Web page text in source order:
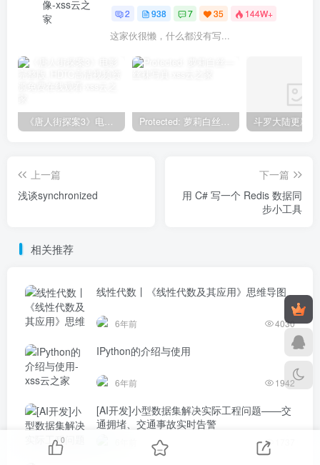
2 938 7 35 144W+
这家伙很懒，什么都没有写...
《唐人街探案3》电影完整版_HDTC高清视频资源免费在线观看 Protected: 萝莉白丝—丝袜写真
上一篇
浅谈synchronized
下一篇
用 C# 写一个 Redis 数据同
步小工具
相关推荐
线性代数丨《线性代数及其应用》思维导图
6年前 4030
IPython的介绍与使用
6年前 1942
[AI开发]小型数据集解决实际工程问题——交
通拥堵、交通事故实时告警
0